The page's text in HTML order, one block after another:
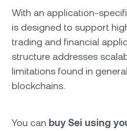
With an application-
is designed to support
trading and financial
structure addresses
limitations found in
blockchains.
You can buy Sei using